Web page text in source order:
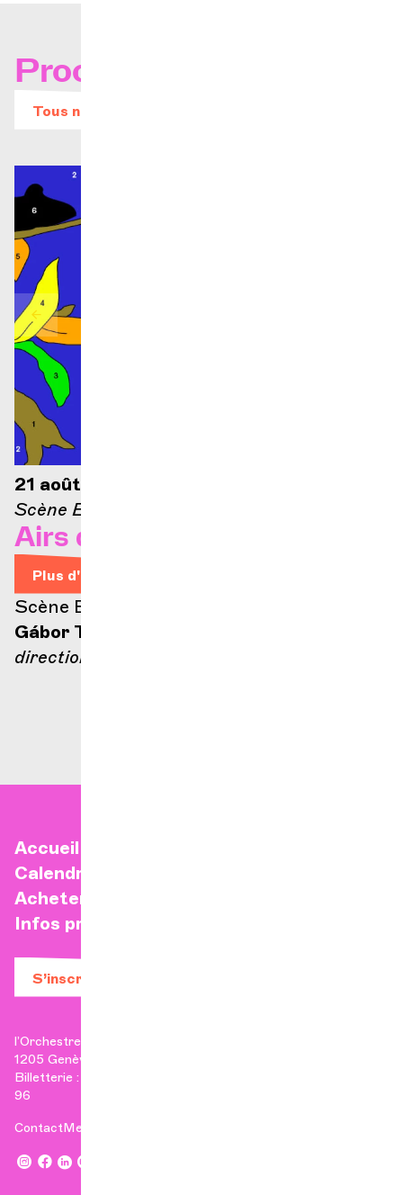
Prochains concerts
Tous nos évènements
21 août 2026 — 21h
Scène Ella-Fitzgerald
Airs d'Opéra
Plus d'infos
Scène Ella Fitzgerald
Gábor Takács-Nagy
direction
Accueil
Calendrier
Acheter un billet
Infos pratiques
S’inscrire à la newsletter
l’Orchestre de Chambre de Genève
1205 Genève
Billetterie : +41 22 807 17 90 | Administration : +41 22 807 17
96
ContactMentions légales